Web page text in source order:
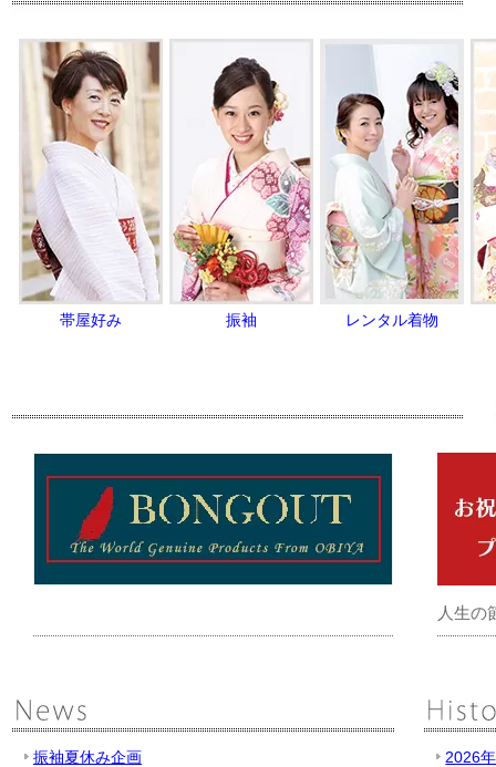
帯屋好み 振袖 レンタル着物
人生の
振袖夏休み企画
2026